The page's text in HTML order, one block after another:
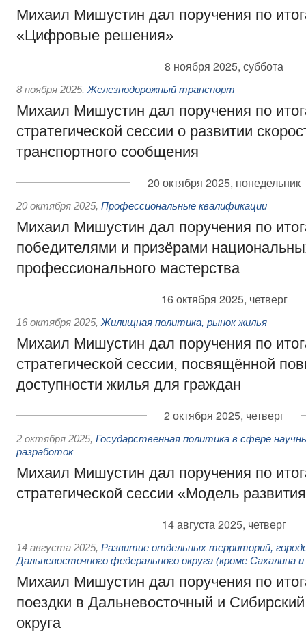
Михаил Мишустин дал поручения по
«Цифровые решения»
8 ноября 2025, суббота
8 ноября 2025, Железнодорожный транспорт
Михаил Мишустин дал поручения по
стратегической сессии о развитии
транспортного сообщения
20 октября 2025, понедельник
20 октября 2025, Профессиональные квалификации
Михаил Мишустин дал поручения по
победителями и призёрами
профессионального мастерства
16 октября 2025, четверг
16 октября 2025, Жилищная политика, рынок жилья
Михаил Мишустин дал поручения по
стратегической сессии, посвящённой
доступности жилья для граждан
2 октября 2025, четверг
2 октября 2025, Государственная политика в сфере
разработок
Михаил Мишустин дал поручения по
стратегической сессии «Модель
14 августа 2025, четверг
14 августа 2025, Развитие отдельных территорий,
Дальневосточного федерального округа (кроме Сахалина
Михаил Мишустин дал поручения по
поездки в Дальневосточный и
округа